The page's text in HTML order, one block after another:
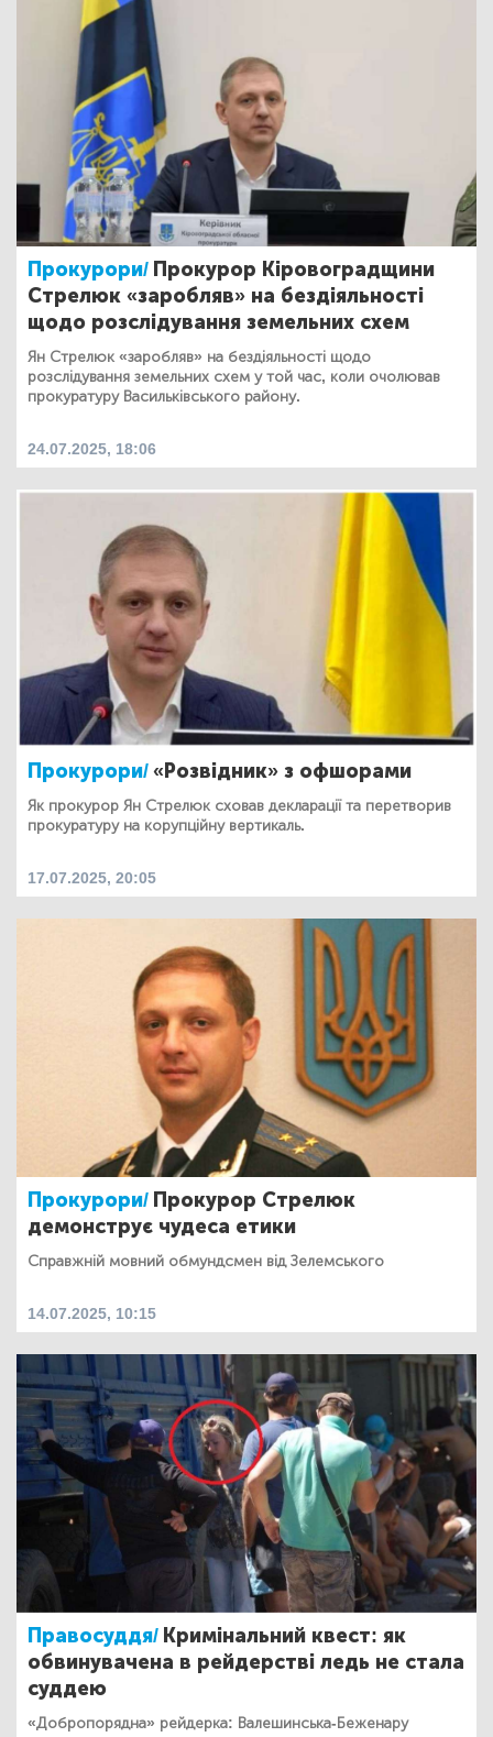
Прокурори/ Прокурор Кіровоградщини
Стрелюк «заробляв» на бездіяльності
щодо розслідування земельних схем
Ян Стрелюк «заробляв» на бездіяльності щодо
розслідування земельних схем у той час, коли очолював
прокуратуру Васильківського району.
24.07.2025, 18:06
Прокурори/«Розвідник» з офшорами
Як прокурор Ян Стрелюк сховав декларації та перетворив
прокуратуру на корупційну вертикаль.
17.07.2025, 20:05
Прокурори/ Прокурор Стрелюк
демонструє чудеса етики
Справжній мовний обмундсмен від Зелемського
14.07.2025, 10:15
Правосуддя/ Кримінальний квест: як
обвинувачена в рейдерстві ледь не стала
суддею
«Добропорядна» рейдерка: Валешинська-Беженару